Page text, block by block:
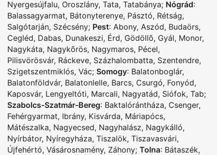
Nyergesújfalu, Oroszlány, Tata, Tatabánya; Nógrád:
Balassagyarmat, Bátonyterenye, Pásztó, Rétság,
Salgótarján, Szécsény; Pest: Abony, Aszód, Budaörs,
Cegléd, Dabas, Dunakeszi, Érd, Gödöllõ, Gyál, Monor,
Nagykáta, Nagykõrös, Nagymaros, Pécel,
Pilisvörösvár, Ráckeve, Százhalombatta, Szentendre,
Szigetszentmiklós, Vác; Somogy: Balatonboglár,
Balatonföldvár, Balatonlelle, Barcs, Csurgó, Fonyód,
Kaposvár, Lengyeltóti, Marcali, Nagyatád, Siófok, Tab;
Szabolcs-Szatmár-Bereg: Baktalórántháza, Csenger,
Fehérgyarmat, Ibrány, Kisvárda, Máriapócs,
Mátészalka, Nagyecsed, Nagyhalász, Nagykálló,
Nyírbátor, Nyíregyháza, Tiszalök, Tiszavasvári,
Újfehértó, Vásárosnamény, Záhony; Tolna: Bátaszék,